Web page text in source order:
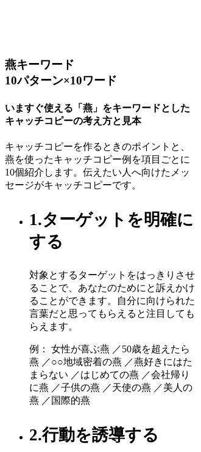
燕キーワード
10パターン×10ワード
いますぐ使える「燕」をキーワードとした
キャッチコピーの考え方と見本
キャッチコピーを作るときのポイントと、
燕を使ったキャッチコピー例を項目ごとに
10個紹介します。伝えたい人へ向けたメッ
セージがキャッチコピーです。
1.ターゲットを明確に
する
対象とするターゲットをはっきりさせ
ることで、あなたのためにと訴えかけ
ることができます。自分に向けられた
言葉だと思ってもらえると注目しても
らえます。
例： 女性が喜ぶ燕 ／50歳を超えたら
燕 ／○○地域密着の燕 ／燕好きにはた
まらない ／はじめての燕 ／会社帰り
に燕 ／子供の燕 ／天使の燕 ／美人の
燕 ／国際的燕
2.行動を誘導する